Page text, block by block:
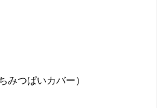
みつぱいカバー）